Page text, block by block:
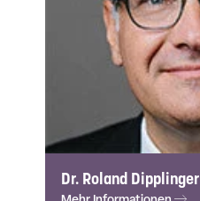
Dr. Roland Dipplinger